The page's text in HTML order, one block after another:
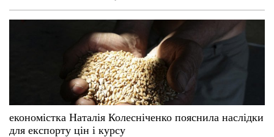
економістка Наталія Колесніченко пояснила наслідки
для експорту цін і курсу